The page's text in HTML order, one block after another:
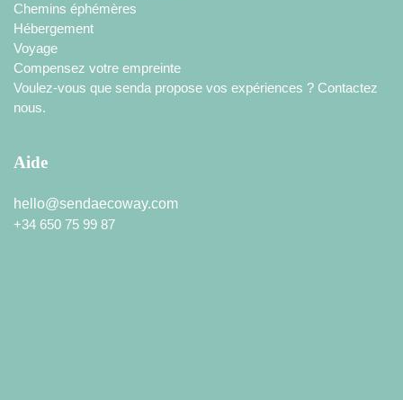
Chemins éphémères
Hébergement
Voyage
Compensez votre empreinte
Voulez-vous que senda propose vos expériences ? Contactez
nous.
Aide
hello@sendaecoway.com
+34 650 75 99 87